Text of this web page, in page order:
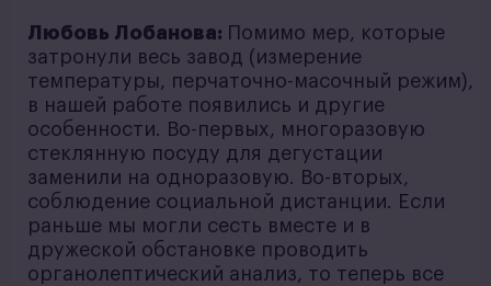
Любовь Лобанова: Помимо мер, которые
затронули весь завод (измерение
температуры, перчаточно-масочный режим),
в нашей работе появились и другие
особенности. Во-первых, многоразовую
стеклянную посуду для дегустации
заменили на одноразовую. Во-вторых,
соблюдение социальной дистанции. Если
раньше мы могли сесть вместе и в
дружеской обстановке проводить
органолептический анализ, то теперь все